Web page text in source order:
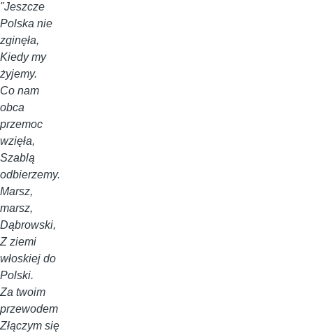
"Jeszcze
Polska nie
zginęła,
Kiedy my
żyjemy.
Co nam
obca
przemoc
wzięła,
Szablą
odbierzemy.
Marsz,
marsz,
Dąbrowski,
Z ziemi
włoskiej do
Polski.
Za twoim
przewodem
Złączym się